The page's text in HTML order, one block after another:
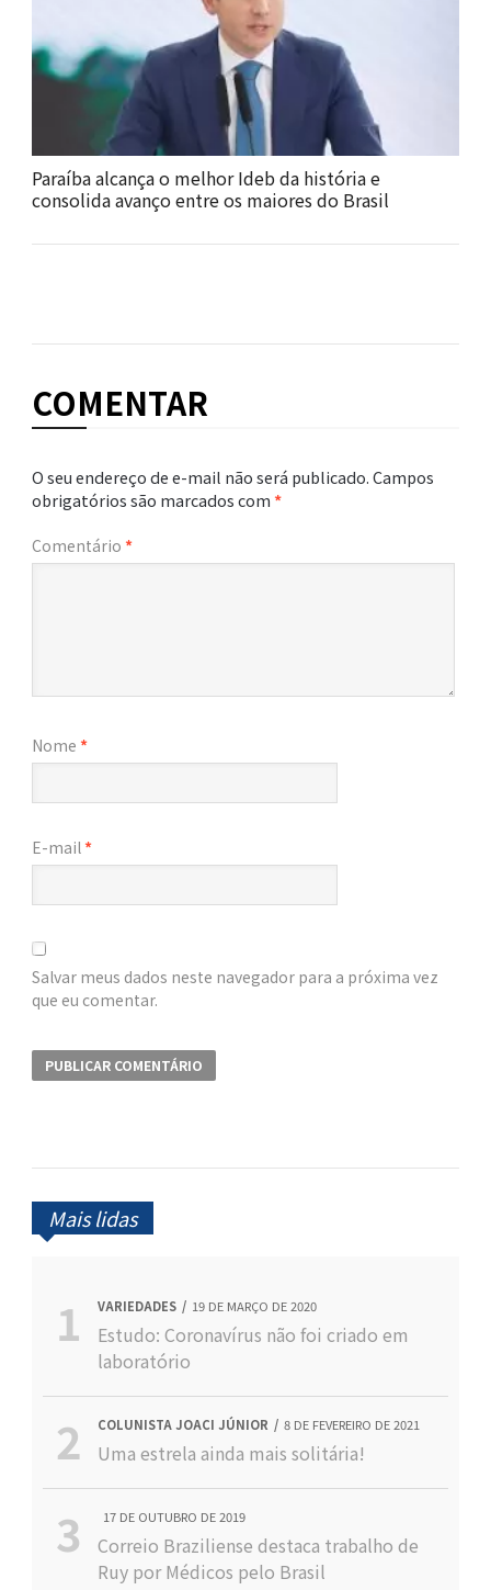
Paraíba alcança o melhor Ideb da história e
consolida avanço entre os maiores do Brasil
COMENTAR
O seu endereço de e-mail não será publicado.Campos
obrigatórios são marcados com*
Comentário *
Nome *
E-mail*
Salvar meus dados neste navegador para a próxima vez
que eu comentar.
Mais lidas
VARIEDADES 19 DE MARÇO DE 2020
Estudo: Coronavírus não foi criado em
laboratório
COLUNISTA JOACI JÚNIOR 8 DE FEVEREIRO DE 2021
Uma estrela ainda mais solitária!
17 DE OUTUBRO DE 2019
Correio Braziliense destaca trabalho de
Ruy por Médicos pelo Brasil